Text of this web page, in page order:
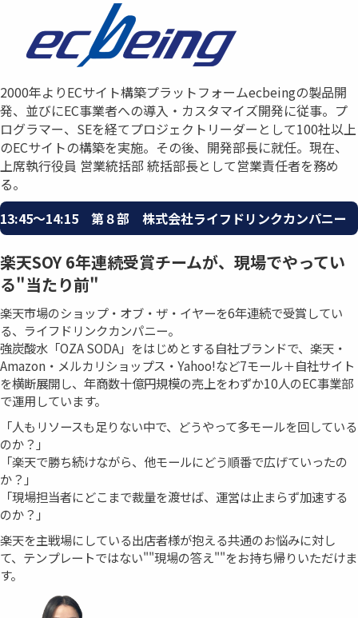
2000年よりECサイト構築プラットフォームecbeingの製品開
発、並びに​EC事業者への導入・カスタマイズ開発に従事。​プ
ログラマー、SEを経てプロジェクトリーダーとして100社以上
の​ECサイトの構築を実施。その後、開発部長に就任。​現在、
上席執行役員 営業統括部 統括部長として営業責任者を務め
る。
13:45〜14:15 第８部 株式会社ライフドリンクカンパニー
楽天SOY 6年連続受賞チームが、現場でやってい
る"当たり前"
楽天市場のショップ・オブ・ザ・イヤーを6年連続で受賞してい
る、ライフドリンクカンパニー。
強炭酸水「OZA SODA」をはじめとする自社ブランドで、楽天・
Amazon・メルカリショップス・Yahoo!など7モール＋自社サイト
を横断展開し、年商数十億円規模の売上をわずか10人のEC事業部
で運用しています。
「人もリソースも足りない中で、どうやって多モールを回している
のか？」
「楽天で勝ち続けながら、他モールにどう順番で広げていったの
か？」
「現場担当者にどこまで裁量を渡せば、運営は止まらず加速する
のか？」
楽天を主戦場にしている出店者様が抱える共通のお悩みに対し
て、テンプレートではない""現場の答え""をお持ち帰りいただけま
す。